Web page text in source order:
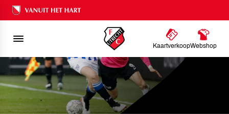
Ons nalatenschap
KaartverkoopWebshop